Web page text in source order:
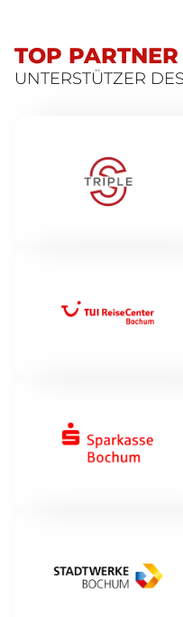
TOP PARTNER
UNTERSTÜTZER